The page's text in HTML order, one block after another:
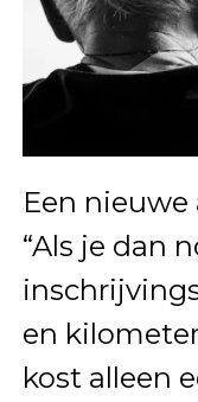
Een
“Als je dan
en
kost alleen